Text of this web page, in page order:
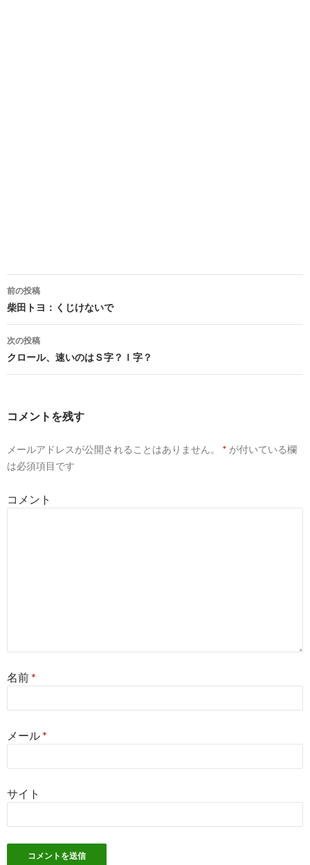
前の投稿
柴田トヨ：くじけないで
次の投稿
クロール、速いのはＳ字？Ｉ字？
コメントを残す
メールアドレスが公開されることはありません。 * が付いている欄
は必須項目です
コメント
名前*
メール*
サイト